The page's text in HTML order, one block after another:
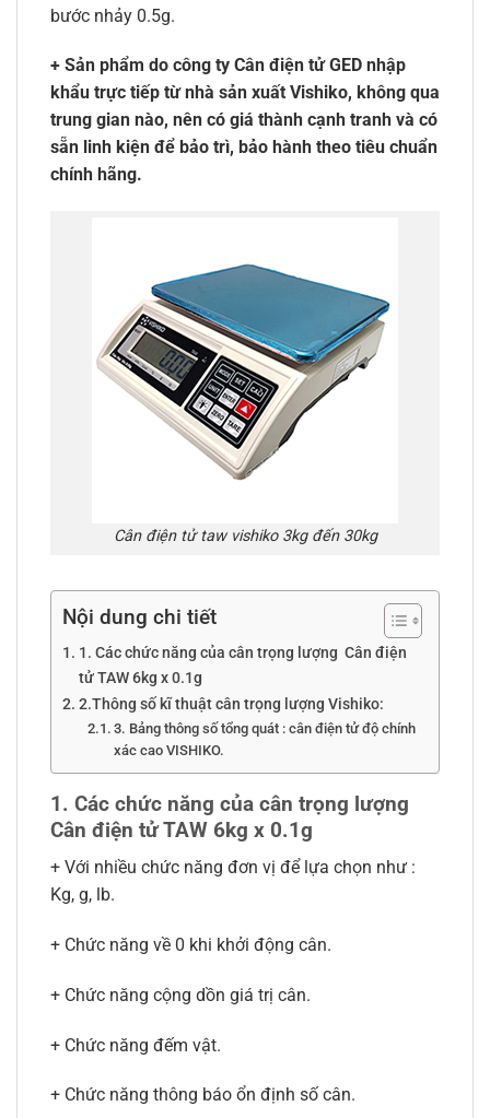
bước nhảy 0.5g.
+ Sản phẩm do công ty Cân điện tử GED nhập
khẩu trực tiếp từ nhà sản xuất Vishiko, không qua
trung gian nào, nên có giá thành cạnh tranh và có
sẵn linh kiện để bảo trì, bảo hành theo tiêu chuẩn
chính hãng.
Cân điện tử taw vishiko 3kg đến 30kg
Nội dung chi tiết
1. Các chức năng của cân trọng lượng Cân điện
tử TAW 6kg x 0.1g
2.Thông số kĩ thuật cân trọng lượng Vishiko:
3. Bảng thông số tổng quát : cân điện tử độ chính
xác cao VISHIKO.
1. Các chức năng của cân trọng lượng
Cân điện tử TAW 6kg x 0.1g
+ Với nhiều chức năng đơn vị để lựa chọn như :
Kg, g, lb.
+ Chức năng về 0 khi khởi động cân.
+ Chức năng cộng dồn giá trị cân.
+ Chức năng đếm vật.
+ Chức năng thông báo ổn định số cân.